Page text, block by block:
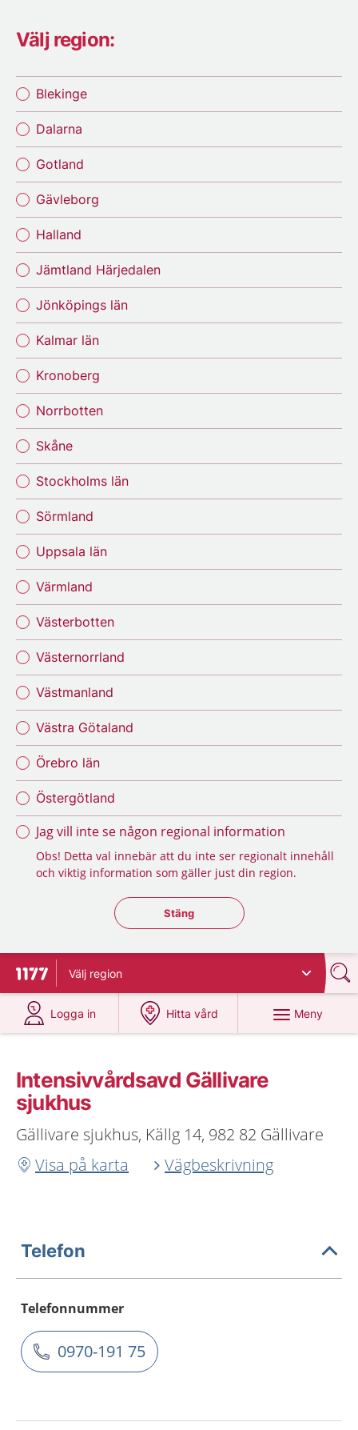
Välj region:
Blekinge
Dalarna
Gotland
Gävleborg
Halland
Jämtland Härjedalen
Jönköpings län
Kalmar län
Kronoberg
Norrbotten
Skåne
Stockholms län
Sörmland
Uppsala län
Värmland
Västerbotten
Västernorrland
Västmanland
Västra Götaland
Örebro län
Östergötland
Jag vill inte se någon regional information
Obs! Detta val innebär att du inte ser regionalt innehåll
och viktig information som gäller just din region.
Stäng regionsväljaren
Stäng
Till startsidan för 1177
Välj region
Logga in
på 1177.se
Hitta vård
på 1177.se
Meny
Intensivvårdsavd Gällivare
sjukhus
Gällivare sjukhus, Källg 14, 982 82 Gällivare
Visa på karta
Vägbeskrivning
Telefon
Telefonnummer
0970-191 75